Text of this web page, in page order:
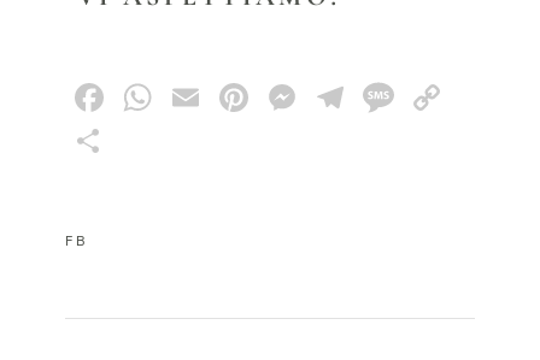
Facebook
WhatsApp
EmailPinterest
Messenger
Telegram
FB